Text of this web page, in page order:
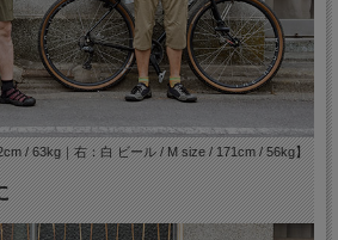
/ 63kg｜右：白 ビール / M size / 171cm / 56kg】